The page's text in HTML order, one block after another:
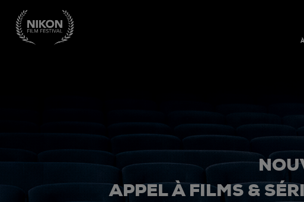
APPEL À FILMS &